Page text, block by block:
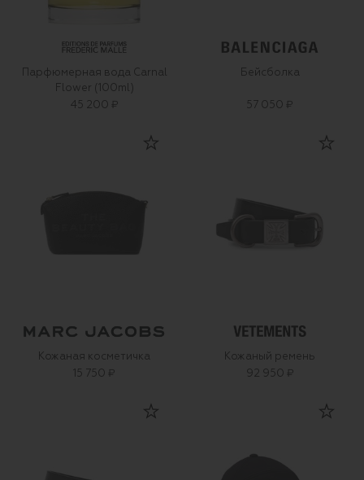
Парфюмерная вода Carnal
Flower (100ml)
45 200 ₽
Бейсболка
57 050 ₽
Кожаная косметичка
15 750 ₽
Кожаный ремень
92 950 ₽